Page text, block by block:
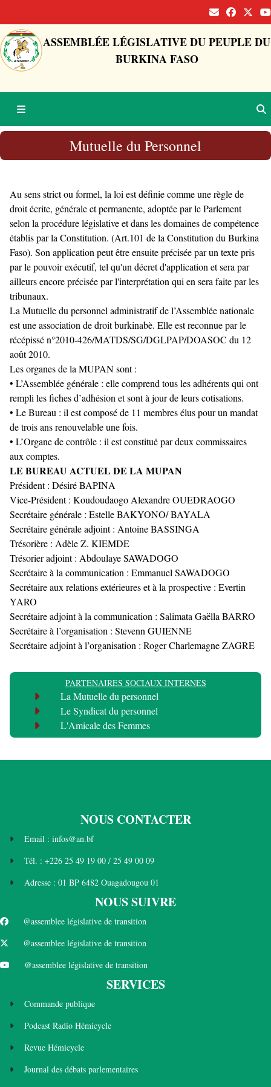
ASSEMBLÉE LÉGISLATIVE DU PEUPLE DU
BURKINA FASO
Mutuelle du Personnel
Au sens strict ou formel, la loi est définie comme une règle de
droit écrite, générale et permanente, adoptée par le Parlement
selon la procédure législative et dans les domaines de compétence
établis par la Constitution. (Art.101 de la Constitution du Burkina
Faso). Son application peut être ensuite précisée par un texte pris
par le pouvoir exécutif, tel qu'un décret d'application et sera par
ailleurs encore précisée par l'interprétation qui en sera faite par les
tribunaux.
La Mutuelle du personnel administratif de l’Assemblée nationale
est une association de droit burkinabè. Elle est reconnue par le
récépissé n°2010-426/MATDS/SG/DGLPAP/DOASOC du 12
août 2010.
Les organes de la MUPAN sont :
• L’Assemblée générale : elle comprend tous les adhérents qui ont
rempli les fiches d’adhésion et sont à jour de leurs cotisations.
• Le Bureau : il est composé de 11 membres élus pour un mandat
de trois ans renouvelable une fois.
• L’Organe de contrôle : il est constitué par deux commissaires
aux comptes.
LE BUREAU ACTUEL DE LA MUPAN
Président : Désiré BAPINA
Vice-Président : Koudoudaogo Alexandre OUEDRAOGO
Secrétaire générale : Estelle BAKYONO/ BAYALA
Secrétaire générale adjoint : Antoine BASSINGA
Trésorière : Adèle Z. KIEMDE
Trésorier adjoint : Abdoulaye SAWADOGO
Secrétaire à la communication : Emmanuel SAWADOGO
Secrétaire aux relations extérieures et à la prospective : Evertin
YARO
Secrétaire adjoint à la communication : Salimata Gaëlla BARRO
Secrétaire à l’organisation : Stevenn GUIENNE
Secrétaire adjoint à l’organisation : Roger Charlemagne ZAGRE
PARTENAIRES SOCIAUX INTERNES
La Mutuelle du personnel
Le Syndicat du personnel
L'Amicale des Femmes
NOUS CONTACTER
Email : infos@an.bf
Tél. : +226 25 49 19 00 / 25 49 00 09
Adresse : 01 BP 6482 Ouagadougou 01
NOUS SUIVRE
@assemblee législative de transition
@assemblee législative de transition
@assemblee législative de transition
SERVICES
Commande publique
Podcast Radio Hémicycle
Revue Hémicycle
Journal des débats parlementaires